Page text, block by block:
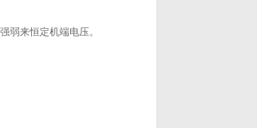
来恒定机端电压。